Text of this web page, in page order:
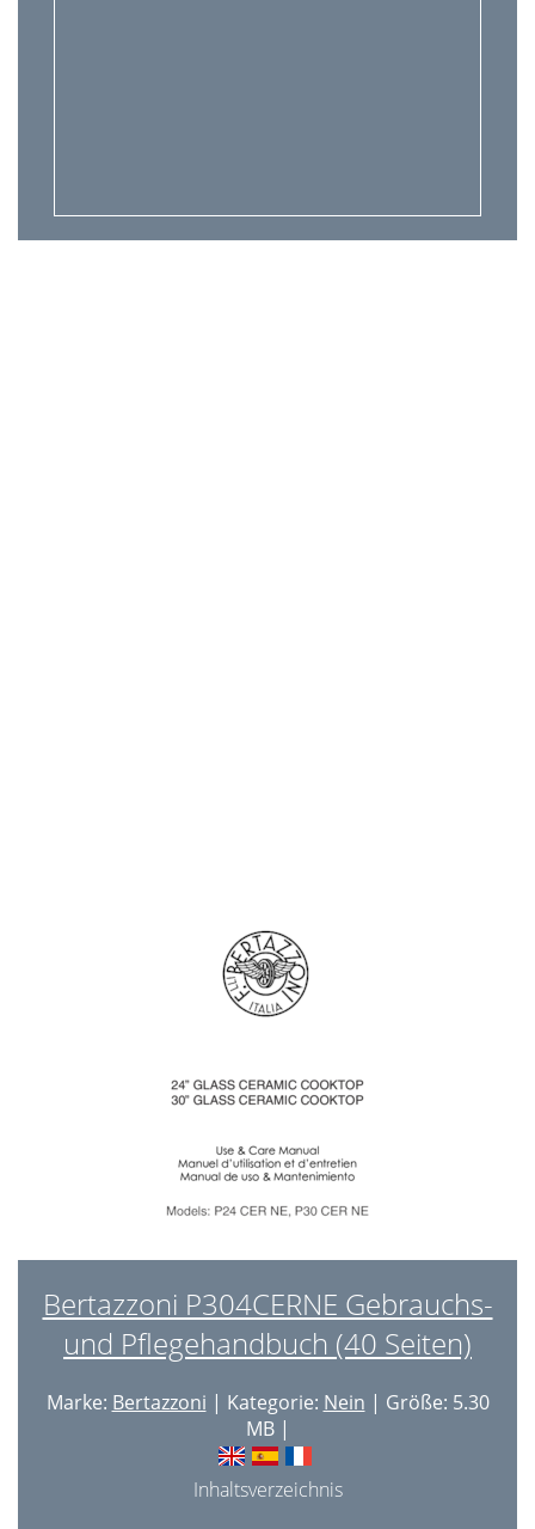
Bertazzoni P304CERNE Gebrauchs-
und Pflegehandbuch (40 Seiten)
Marke: Bertazzoni | Kategorie: Nein | Größe: 5.30
MB |
Inhaltsverzeichnis